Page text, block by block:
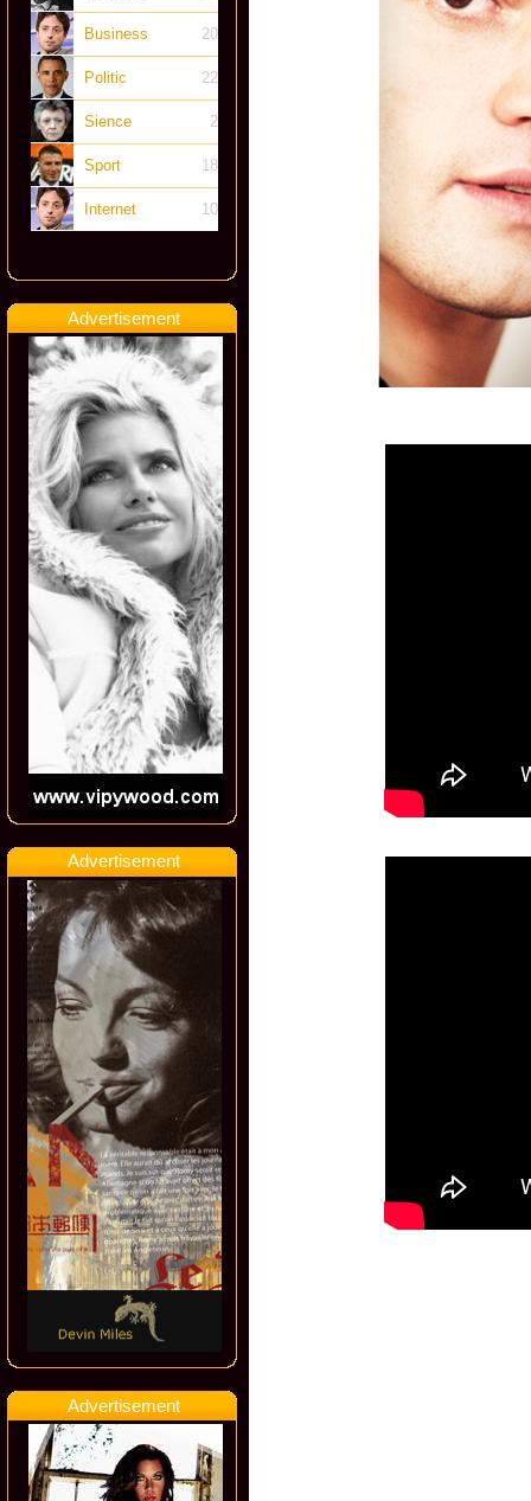
Business 20
Politic 22
Sience 2
Sport 18
Internet 10
Advertisement
Advertisement
Advertisement